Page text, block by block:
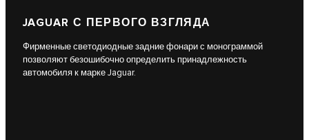
JAGUAR С ПЕРВОГО ВЗГЛЯДА
Фирменные светодиодные задние фонари с монограммой
позволяют безошибочно определить принадлежность
автомобиля к марке Jaguar.